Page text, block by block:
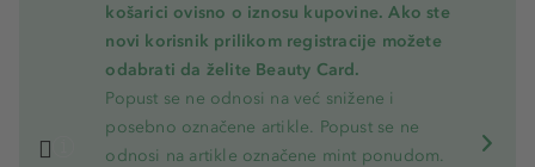
košarici ovisno o iznosu kupovine. Ako ste
novi korisnik prilikom registracije možete
odabrati da želite Beauty Card.
Popust se ne odnosi na već snižene i
posebno označene artikle. Popust se ne
odnosi na artikle označene mint ponudom.